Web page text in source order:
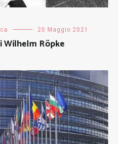
20 Maggio 2021
Wilhelm Röpke